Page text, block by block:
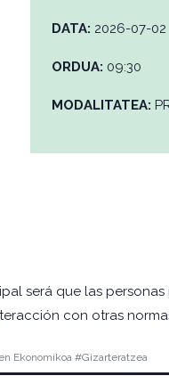
DATA: 2026-07-02
ORDUA: 09:30
MODALITATEA:
será que las
con otras
Ekonomikoa #Gizarteratzea